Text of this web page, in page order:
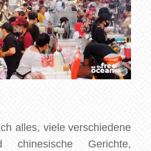
alles, viele verschiedene
chinesische Gerichte,